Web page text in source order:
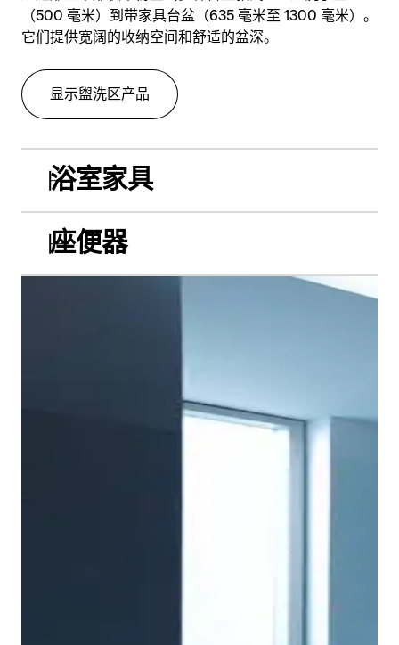
（500 毫米）到带家具台盆（635 毫米至 1300 毫米）。
它们提供宽阔的收纳空间和舒适的盆深。
显示盥洗区产品
浴室家具
座便器